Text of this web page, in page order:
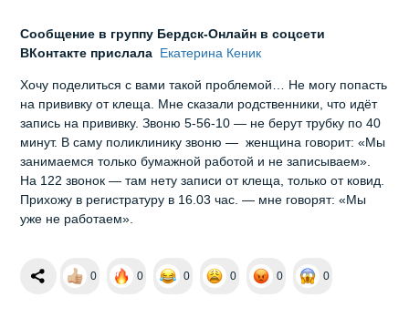
Сообщение в группу Бердск-Онлайн в соцсети
ВКонтакте прислала Екатерина Кеник
Хочу поделиться с вами такой проблемой… Не могу попасть
на прививку от клеща. Мне сказали родственники, что идёт
запись на прививку. Звоню 5-56-10 — не берут трубку по 40
минут. В саму поликлинику звоню — женщина говорит: «Мы
занимаемся только бумажной работой и не записываем».
На 122 звонок — там нету записи от клеща, только от ковид.
Прихожу в регистратуру в 16.03 час. — мне говорят: «Мы
уже не работаем».
0 0 0 0 0 0